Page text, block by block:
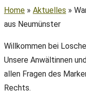
Home » Aktuelles »
aus Neumünster
Willkommen bei
Unsere Anwältinnen
allen Fragen des
Rechts.